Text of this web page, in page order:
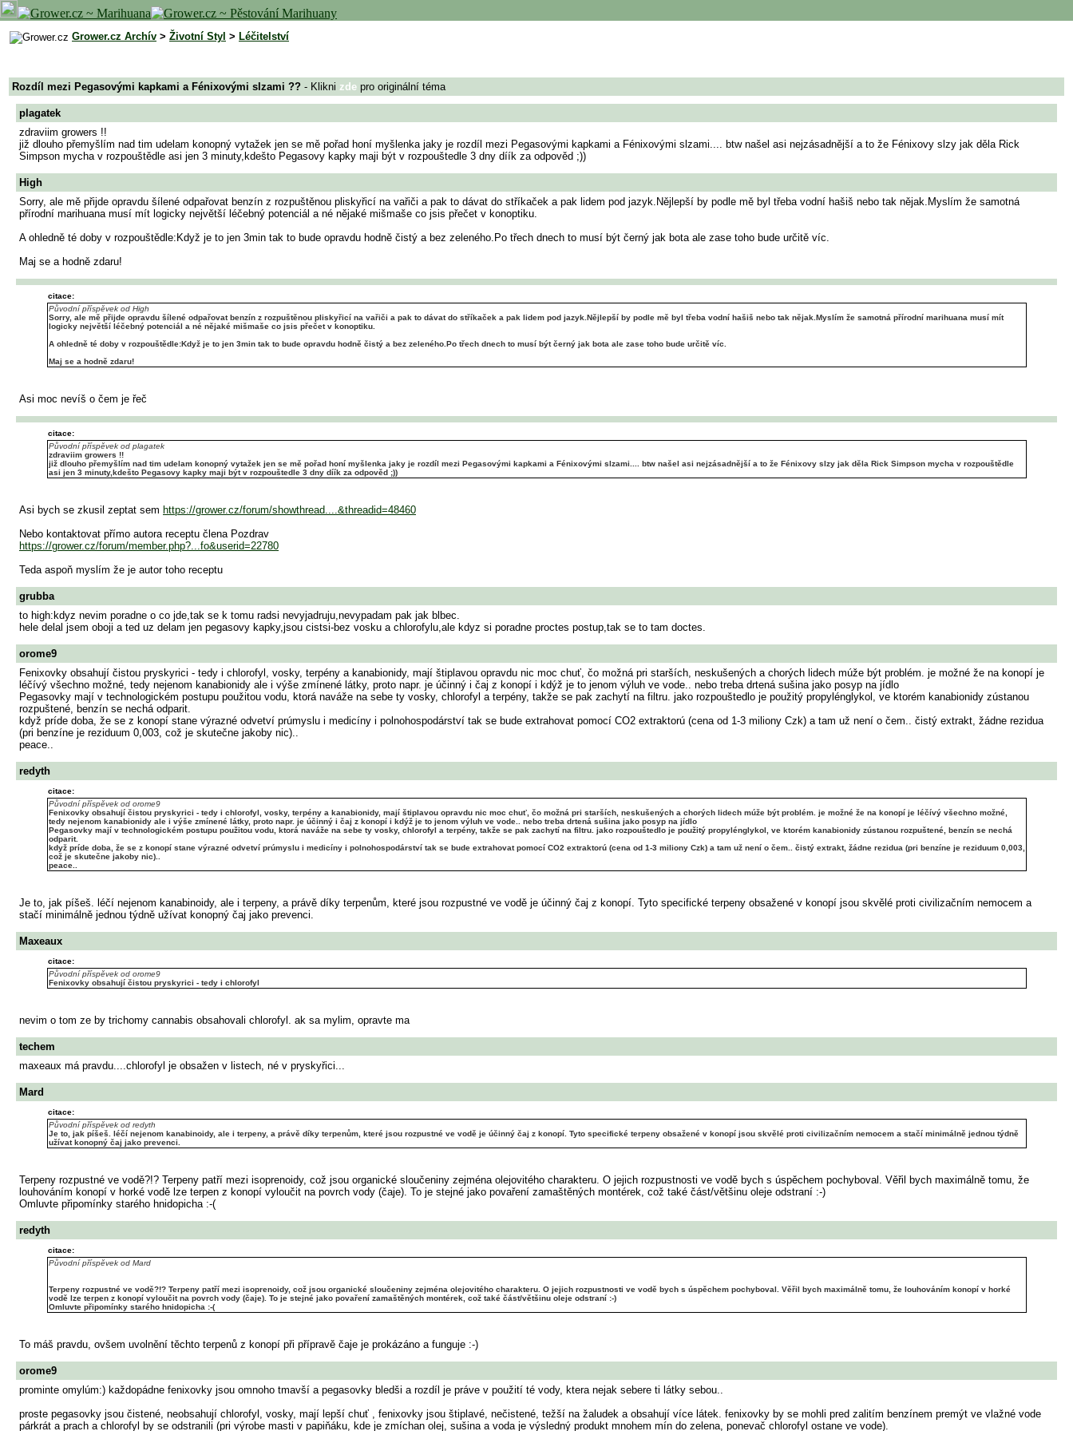
Grower.cz Archív > Životní Styl > Léčitelství
Rozdíl mezi Pegasovými kapkami a Fénixovými slzami ?? - Klikni zde pro originální téma
plagatek
zdraviim growers !!
již dlouho přemyšlím nad tim udelam konopný vytažek jen se mě pořad honí myšlenka jaky je rozdíl mezi Pegasovými kapkami a Fénixovými slzami.... btw našel asi nejzásadnější a to že Fénixovy slzy jak děla Rick
Simpson mycha v rozpouštědle asi jen 3 minuty,kdešto Pegasovy kapky maji být v rozpouštedle 3 dny díík za odpověd ;))
High
Sorry, ale mě přijde opravdu šílené odpařovat benzín z rozpuštěnou pliskyřicí na vařiči a pak to dávat do stříkaček a pak lidem pod jazyk.Nějlepší by podle mě byl třeba vodní hašiš nebo tak nějak.Myslím že samotná
přírodní marihuana musí mít logicky největší léčebný potenciál a né nějaké mišmaše co jsis přečet v konoptiku.
A ohledně té doby v rozpouštědle:Když je to jen 3min tak to bude opravdu hodně čistý a bez zeleného.Po třech dnech to musí být černý jak bota ale zase toho bude určitě víc.
Maj se a hodně zdaru!
citace:
Původní příspěvek od High
Sorry, ale mě přijde opravdu šílené odpařovat benzín z rozpuštěnou pliskyřicí na vařiči a pak to dávat do stříkaček a pak lidem pod jazyk.Nějlepší by podle mě byl třeba vodní hašiš nebo tak nějak.Myslím že samotná přírodní marihuana musí mít
logicky největší léčebný potenciál a né nějaké mišmaše co jsis přečet v konoptiku.
A ohledně té doby v rozpouštědle:Když je to jen 3min tak to bude opravdu hodně čistý a bez zeleného.Po třech dnech to musí být černý jak bota ale zase toho bude určitě víc.
Maj se a hodně zdaru!
Asi moc nevíš o čem je řeč
citace:
Původní příspěvek od plagatek
zdraviim growers !!
již dlouho přemyšlím nad tim udelam konopný vytažek jen se mě pořad honí myšlenka jaky je rozdíl mezi Pegasovými kapkami a Fénixovými slzami.... btw našel asi nejzásadnější a to že Fénixovy slzy jak děla Rick Simpson mycha v rozpouštědle
asi jen 3 minuty,kdešto Pegasovy kapky maji být v rozpouštedle 3 dny díík za odpověd ;))
Asi bych se zkusil zeptat sem https://grower.cz/forum/showthread....&threadid=48460
Nebo kontaktovat přímo autora receptu člena Pozdrav
https://grower.cz/forum/member.php?...fo&userid=22780
Teda aspoň myslím že je autor toho receptu
grubba
to high:kdyz nevim poradne o co jde,tak se k tomu radsi nevyjadruju,nevypadam pak jak blbec.
hele delal jsem oboji a ted uz delam jen pegasovy kapky,jsou cistsi-bez vosku a chlorofylu,ale kdyz si poradne proctes postup,tak se to tam doctes.
orome9
Fenixovky obsahují čistou pryskyrici - tedy i chlorofyl, vosky, terpény a kanabionidy, mají štiplavou opravdu nic moc chuť, čo možná pri starších, neskušených a chorých lidech múže být problém. je možné že na konopí je
léčívý všechno možné, tedy nejenom kanabionidy ale i výše zmínené látky, proto napr. je účinný i čaj z konopí i kdýž je to jenom výluh ve vode.. nebo treba drtená sušina jako posyp na jídlo
Pegasovky mají v technologickém postupu použitou vodu, ktorá naváže na sebe ty vosky, chlorofyl a terpény, takže se pak zachytí na filtru. jako rozpouštedlo je použitý propylénglykol, ve ktorém kanabionidy zústanou
rozpuštené, benzín se nechá odparit.
když príde doba, že se z konopí stane výrazné odvetví prúmyslu i medicíny i polnohospodárství tak se bude extrahovat pomocí CO2 extraktorú (cena od 1-3 miliony Czk) a tam už není o čem.. čistý extrakt, žádne rezidua
(pri benzíne je reziduum 0,003, což je skutečne jakoby nic)..
peace..
redyth
citace:
Původní příspěvek od orome9
Fenixovky obsahují čistou pryskyrici - tedy i chlorofyl, vosky, terpény a kanabionidy, mají štiplavou opravdu nic moc chuť, čo možná pri starších, neskušených a chorých lidech múže být problém. je možné že na konopí je léčívý všechno možné,
tedy nejenom kanabionidy ale i výše zmínené látky, proto napr. je účinný i čaj z konopí i kdýž je to jenom výluh ve vode.. nebo treba drtená sušina jako posyp na jídlo
Pegasovky mají v technologickém postupu použitou vodu, ktorá naváže na sebe ty vosky, chlorofyl a terpény, takže se pak zachytí na filtru. jako rozpouštedlo je použitý propylénglykol, ve ktorém kanabionidy zústanou rozpuštené, benzín se nechá
odparit.
když príde doba, že se z konopí stane výrazné odvetví prúmyslu i medicíny i polnohospodárství tak se bude extrahovat pomocí CO2 extraktorú (cena od 1-3 miliony Czk) a tam už není o čem.. čistý extrakt, žádne rezidua (pri benzíne je reziduum 0,003,
což je skutečne jakoby nic)..
peace..
Je to, jak píšeš. léčí nejenom kanabinoidy, ale i terpeny, a právě díky terpenům, které jsou rozpustné ve vodě je účinný čaj z konopí. Tyto specifické terpeny obsažené v konopí jsou skvělé proti civilizačním nemocem a
stačí minimálně jednou týdně užívat konopný čaj jako prevenci.
Maxeaux
citace:
Původní příspěvek od orome9
Fenixovky obsahují čistou pryskyrici - tedy i chlorofyl
nevim o tom ze by trichomy cannabis obsahovali chlorofyl. ak sa mylim, opravte ma
techem
maxeaux má pravdu....chlorofyl je obsažen v listech, né v pryskyřici...
Mard
citace:
Původní příspěvek od redyth
Je to, jak píšeš. léčí nejenom kanabinoidy, ale i terpeny, a právě díky terpenům, které jsou rozpustné ve vodě je účinný čaj z konopí. Tyto specifické terpeny obsažené v konopí jsou skvělé proti civilizačním nemocem a stačí minimálně jednou týdně
užívat konopný čaj jako prevenci.
Terpeny rozpustné ve vodě?!? Terpeny patří mezi isoprenoidy, což jsou organické sloučeniny zejména olejovitého charakteru. O jejich rozpustnosti ve vodě bych s úspěchem pochyboval. Věřil bych maximálně tomu, že
louhováním konopí v horké vodě lze terpen z konopí vyloučit na povrch vody (čaje). To je stejné jako povaření zamaštěných montérek, což také část/většinu oleje odstraní :-)
Omluvte připomínky starého hnidopicha :-(
redyth
citace:
Původní příspěvek od Mard
Terpeny rozpustné ve vodě?!? Terpeny patří mezi isoprenoidy, což jsou organické sloučeniny zejména olejovitého charakteru. O jejich rozpustnosti ve vodě bych s úspěchem pochyboval. Věřil bych maximálně tomu, že louhováním konopí v horké
vodě lze terpen z konopí vyloučit na povrch vody (čaje). To je stejné jako povaření zamaštěných montérek, což také část/většinu oleje odstraní :-)
Omluvte připomínky starého hnidopicha :-(
To máš pravdu, ovšem uvolnění těchto terpenů z konopí při přípravě čaje je prokázáno a funguje :-)
orome9
prominte omylúm:) každopádne fenixovky jsou omnoho tmavší a pegasovky bledši a rozdíl je práve v použití té vody, ktera nejak sebere ti látky sebou..
proste pegasovky jsou čistené, neobsahují chlorofyl, vosky, mají lepší chuť , fenixovky jsou štiplavé, nečistené, težší na žaludek a obsahují více látek. fenixovky by se mohli pred zalitím benzínem premýt ve vlažné vode
párkrát a prach a chlorofyl by se odstranili (pri výrobe masti v papiňáku, kde je zmíchan olej, sušina a voda je výsledný produkt mnohem mín do zelena, ponevač chlorofyl ostane ve vode).